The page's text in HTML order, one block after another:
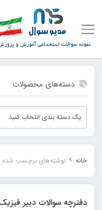
دسته‌های محصولات
خانه › نوشته‌های برچسب شده
دفترچه سوالات دبیر